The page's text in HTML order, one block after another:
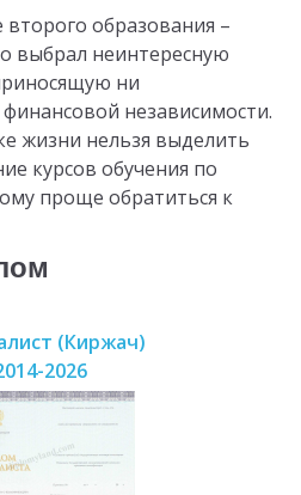
образования –
выбрал неинтересную
ни
независимости.
жизни нельзя выделить
курсов обучения по
проще обратиться к
(Киржач)
2026